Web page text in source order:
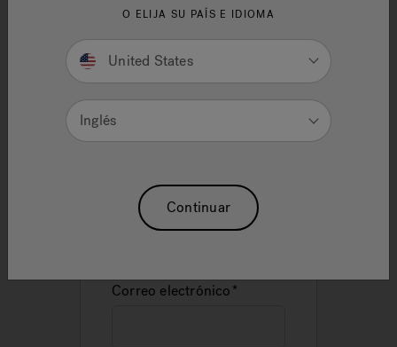
1-800-643-0067
Or if you prefer, fill-out the
form below. You will receive a
Nombre
Correo electrónico
O ELIJA SU PAÍS E IDIOMA
United States
Inglés
Continuar